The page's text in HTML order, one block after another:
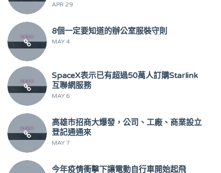
APR 29
8個一定要知道的辦公室服裝守則
MAY 4
SpaceX表示已有超過50萬人訂購Starlink
互聯網服務
MAY 6
高雄市招商大爆發，公司、工廠、商業設立
登記通通來
MAY 7
今年疫情衝擊下讓電動自行車開始起飛